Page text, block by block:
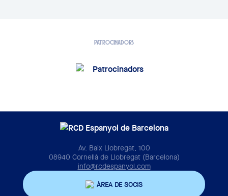
PATROCINADORS
Av. Baix Llobregat, 100
08940 Cornellà de Llobregat (Barcelona)
info@rcdespanyol.com
ÀREA DE SOCIS